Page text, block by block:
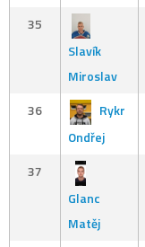
35
Slavík
Miroslav
36
Rykr
Ondřej
37
Glanc
Matěj